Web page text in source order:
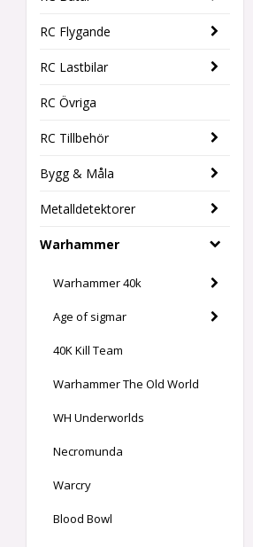
RC Flygande
RC Lastbilar
RC Övriga
RC Tillbehör
Bygg & Måla
Metalldetektorer
Warhammer
Warhammer 40k
Age of sigmar
40K Kill Team
Warhammer The Old World
WH Underworlds
Necromunda
Warcry
Blood Bowl